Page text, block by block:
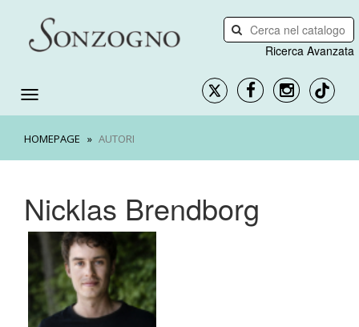
Ricerca Avanzata
HOMEPAGE AUTORI
Nicklas Brendborg